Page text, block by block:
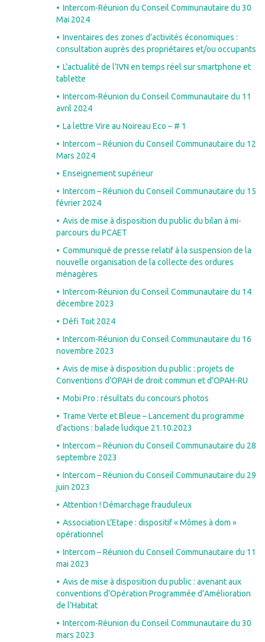
Intercom-Réunion du Conseil Communautaire du 30
Mai 2024
Inventaires des zones d’activités économiques :
consultation auprès des propriétaires et/ou occupants
L’actualité de l’IVN en temps réel sur smartphone et
tablette
Intercom-Réunion du Conseil Communautaire du 11
avril 2024
La lettre Vire au Noireau Eco – # 1
Intercom – Réunion du Conseil Communautaire du 12
Mars 2024
Enseignement supérieur
Intercom – Réunion du Conseil Communautaire du 15
février 2024
Avis de mise à disposition du public du bilan à mi-
parcours du PCAET
Communiqué de presse relatif à la suspension de la
nouvelle organisation de la collecte des ordures
ménagères
Intercom-Réunion du Conseil Communautaire du 14
décembre 2023
Défi Toit 2024
Intercom-Réunion du Conseil Communautaire du 16
novembre 2023
Avis de mise à disposition du public : projets de
Conventions d’OPAH de droit commun et d’OPAH-RU
Mobi Pro : résultats du concours photos
Trame Verte et Bleue – Lancement du programme
d’actions : balade ludique 21.10.2023
Intercom – Réunion du Conseil Communautaire du 28
septembre 2023
Intercom – Réunion du Conseil Communautaire du 29
juin 2023
Attention ! Démarchage frauduleux
Association L’Etape : dispositif « Mômes à dom »
opérationnel
Intercom – Réunion du Conseil Communautaire du 11
mai 2023
Avis de mise à disposition du public : avenant aux
conventions d’Opération Programmée d’Amélioration
de l’Habitat
Intercom-Réunion du Conseil Communautaire du 30
mars 2023